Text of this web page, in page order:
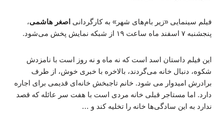
فیلم سینمایی «زیر بام‌های شهر» به کارگردانی اصغر هاشمی،
پنجشنبه ۷ اسفند ماه ساعت ۱۹ از شبکه نمایش پخش می‌شود.
این فیلم داستان اسد است که نه ماه و نه روز است با نامزدش
شکوه، دنبال خانه می‌گردند، بالاخره با خبری خوش، از طرف
برادرش امیدوار می شود. خانم تاجبخش خانه‌ای قدیمی برای اجاره
دارد. اما مستاجر قبلی خانه مردی است با هفت سر عائله که قصد
ندارد به این سادگی‌ها خانه را تخلیه کند و …